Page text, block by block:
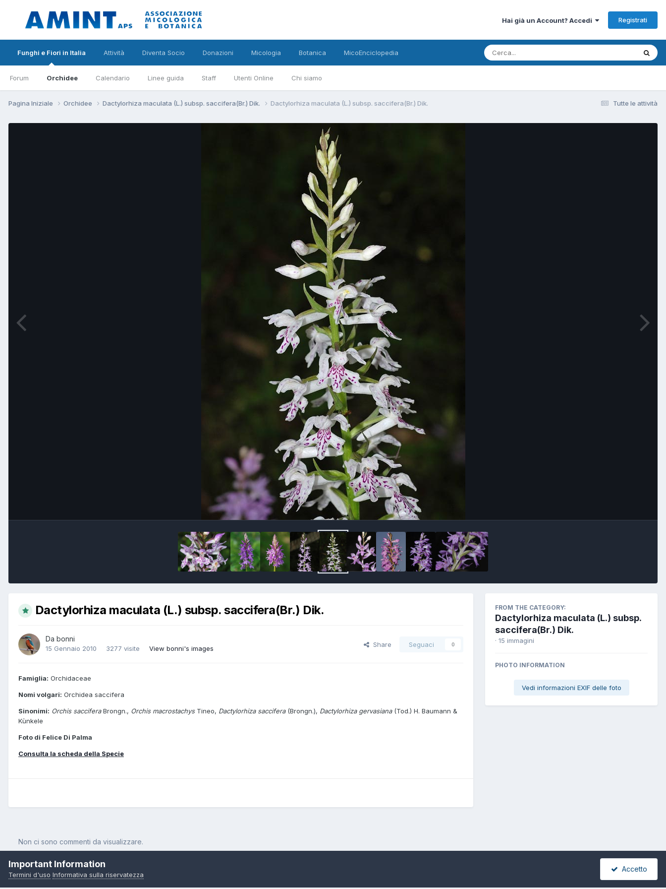
Hai già un Account? Accedi Registrati
Funghi e Fiori in Italia
Forum Orchidee Calendario Linee guida Staff Utenti Online Chi siamo
Attività Diventa Socio Donazioni Micologia Botanica MicoEnciclopedia
Tutte le attività
Pagina Iniziale Orchidee Dactylorhiza maculata (L.) subsp. saccifera(Br.) Dik. Dactylorhiza maculata (L.) subsp. saccifera(Br.) Dik.
Dactylorhiza maculata (L.) subsp. saccifera(Br.) Dik.
Da bonni
15 Gennaio 2010 3277 visite View bonni's images
Share Seguaci 0
Famiglia: Orchidaceae
Nomi volgari: Orchidea saccifera
Sinonimi: Orchis sacciferaBrongn., Orchis macrostachysTineo, Dactylorhiza saccifera (Brongn.), Dactylorhiza gervasiana(Tod.) H. Baumann &
Kùnkele
Foto di Felice Di Palma
Consulta la scheda della Specie
FROM THE CATEGORY:
Dactylorhiza maculata (L.) subsp.
saccifera(Br.) Dik.
· 15 immagini
PHOTO INFORMATION
Vedi informazioni EXIF delle foto
Non ci sono commenti da visualizzare.
Pagina Iniziale Orchidee Dactylorhiza maculata (L.) subsp. saccifera(Br.) Dik.
Important Information
Termini d'uso Informativa sulla riservatezza
Accetto